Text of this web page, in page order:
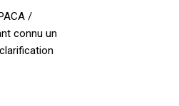
/
connu un